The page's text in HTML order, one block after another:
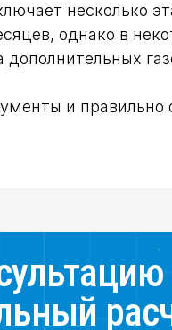
несколько
однако в
и